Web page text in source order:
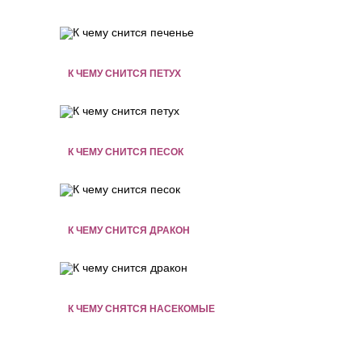
К ЧЕМУ СНИТСЯ ПЕТУХ
К ЧЕМУ СНИТСЯ ПЕСОК
К ЧЕМУ СНИТСЯ ДРАКОН
К ЧЕМУ СНЯТСЯ НАСЕКОМЫЕ